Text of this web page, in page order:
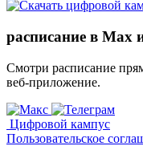
расписание в Max
Смотри расписание
веб‑приложение.
Цифровой кампус
Пользовательское